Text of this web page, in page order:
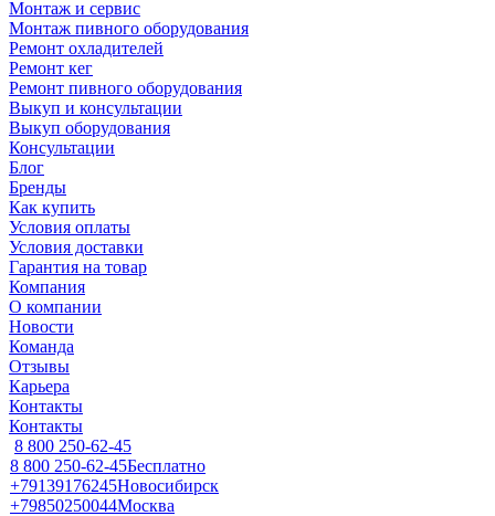
Монтаж и сервис
Монтаж пивного оборудования
Ремонт охладителей
Ремонт кег
Ремонт пивного оборудования
Выкуп и консультации
Выкуп оборудования
Консультации
Блог
Бренды
Как купить
Условия оплаты
Условия доставки
Гарантия на товар
Компания
О компании
Новости
Команда
Отзывы
Карьера
Контакты
Контакты
8 800 250-62-45
8 800 250-62-45Бесплатно
+79139176245Новосибирск
+79850250044Москва